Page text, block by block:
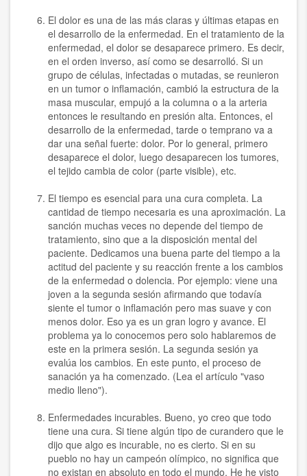
El dolor es una de las más claras y últimas etapas en
el desarrollo de la enfermedad. En el tratamiento de la
enfermedad, el dolor se desaparece primero. Es decir,
en el orden inverso, así como se desarrolló. Si un
grupo de células, infectadas o mutadas, se reunieron
en un tumor o inflamación, cambió la estructura de la
masa muscular, empujó a la columna o a la arteria
entonces le resultando en presión alta. Entonces, el
desarrollo de la enfermedad, tarde o temprano va a
dar una señal fuerte: dolor. Por lo general, primero
desaparece el dolor, luego desaparecen los tumores,
el tejido cambia de color (parte visible), etc.
El tiempo es esencial para una cura completa. La
cantidad de tiempo necesaria es una aproximación. La
sanción muchas veces no depende del tiempo de
tratamiento, sino que a la disposición mental del
paciente. Dedicamos una buena parte del tiempo a la
actitud del paciente y su reacción frente a los cambios
de la enfermedad o dolencia. Por ejemplo: viene una
joven a la segunda sesión afirmando que todavía
siente el tumor o inflamación pero mas suave y con
menos dolor. Eso ya es un gran logro y avance. El
problema ya lo conocemos pero solo hablaremos de
este en la primera sesión. La segunda sesión ya
evalúa los cambios. En este punto, el proceso de
sanación ya ha comenzado. (Lea el artículo "vaso
medio lleno").
Enfermedades incurables. Bueno, yo creo que todo
tiene una cura. Si tiene algún tipo de curandero que le
dijo que algo es incurable, no es cierto. Si en su
pueblo no hay un campeón olímpico, no significa que
no existan en absoluto en todo el mundo. He he visto